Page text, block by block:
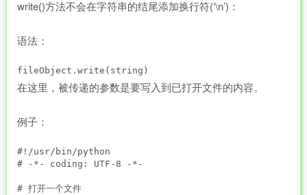
write()方法不会在字符串的结尾添加换行符(‘\n’)：
语法：
在这里，被传递的参数是要写入到已打开文件的内容。
例子：
#!/usr/bin/python
# -*- coding: UTF-8 -*-
# 打开一个文件